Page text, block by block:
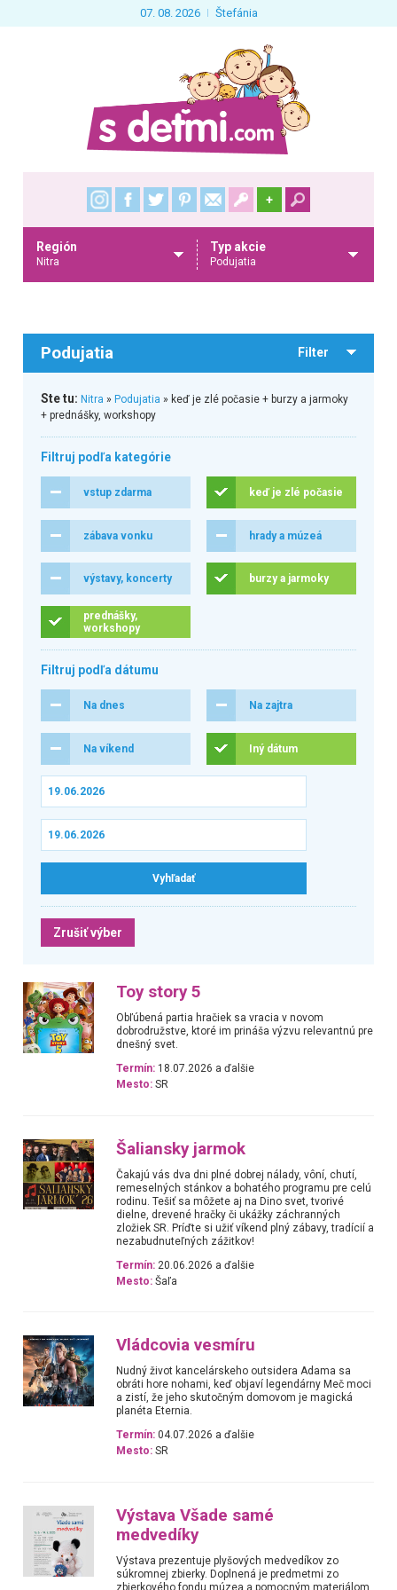
07. 08. 2026 Štefánia
+
Región
Nitra
Typ akcie
Podujatia
Podujatia Filter
Ste tu: Nitra » Podujatia » keď je zlé počasie + burzy a jarmoky
+ prednášky, workshopy
Filtruj podľa kategórie
vstup zdarma keď je zlé počasie
zábava vonku hrady a múzeá
výstavy, koncerty burzy a jarmoky
prednášky,
workshopy
Filtruj podľa dátumu
Na dnes Na zajtra
Na víkend Iný dátum
Zrušiť výber
Toy story 5
Obľúbená partia hračiek sa vracia v novom
dobrodružstve, ktoré im prináša výzvu relevantnú pre
dnešný svet.
Termín: 18.07.2026 a ďalšie
Mesto: SR
Šaliansky jarmok
Čakajú vás dva dni plné dobrej nálady, vôní, chutí,
remeselných stánkov a bohatého programu pre celú
rodinu. Tešiť sa môžete aj na Dino svet, tvorivé
dielne, drevené hračky či ukážky záchranných
zložiek SR. Príďte si užiť víkend plný zábavy, tradícií a
nezabudnuteľných zážitkov!
Termín: 20.06.2026 a ďalšie
Mesto: Šaľa
Vládcovia vesmíru
Nudný život kancelárskeho outsidera Adama sa
obráti hore nohami, keď objaví legendárny Meč moci
a zistí, že jeho skutočným domovom je magická
planéta Eternia.
Termín: 04.07.2026 a ďalšie
Mesto: SR
Výstava Všade samé
medvedíky
Výstava prezentuje plyšových medvedíkov zo
súkromnej zbierky. Doplnená je predmetmi zo
zbierkového fondu múzea a pomocným materiálom,